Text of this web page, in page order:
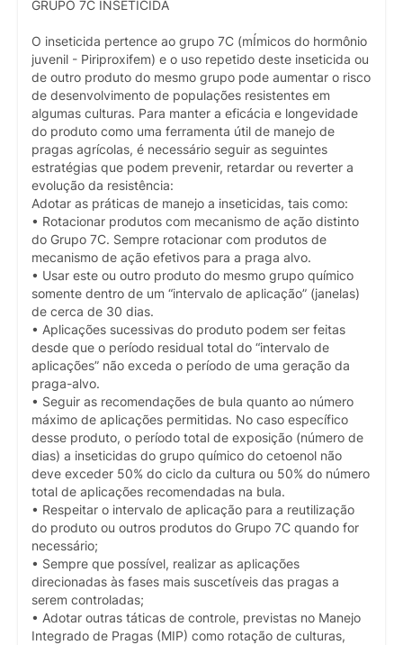
GRUPO 7C INSETICIDA
O inseticida pertence ao grupo 7C (mÍmicos do hormônio
juvenil - Piriproxifem) e o uso repetido deste inseticida ou
de outro produto do mesmo grupo pode aumentar o risco
de desenvolvimento de populações resistentes em
algumas culturas. Para manter a eficácia e longevidade
do produto como uma ferramenta útil de manejo de
pragas agrícolas, é necessário seguir as seguintes
estratégias que podem prevenir, retardar ou reverter a
evolução da resistência:
Adotar as práticas de manejo a inseticidas, tais como:
• Rotacionar produtos com mecanismo de ação distinto
do Grupo 7C. Sempre rotacionar com produtos de
mecanismo de ação efetivos para a praga alvo.
• Usar este ou outro produto do mesmo grupo químico
somente dentro de um “intervalo de aplicação” (janelas)
de cerca de 30 dias.
• Aplicações sucessivas do produto podem ser feitas
desde que o período residual total do “intervalo de
aplicações” não exceda o período de uma geração da
praga-alvo.
• Seguir as recomendações de bula quanto ao número
máximo de aplicações permitidas. No caso específico
desse produto, o período total de exposição (número de
dias) a inseticidas do grupo químico do cetoenol não
deve exceder 50% do ciclo da cultura ou 50% do número
total de aplicações recomendadas na bula.
• Respeitar o intervalo de aplicação para a reutilização
do produto ou outros produtos do Grupo 7C quando for
necessário;
• Sempre que possível, realizar as aplicações
direcionadas às fases mais suscetíveis das pragas a
serem controladas;
• Adotar outras táticas de controle, previstas no Manejo
Integrado de Pragas (MIP) como rotação de culturas,